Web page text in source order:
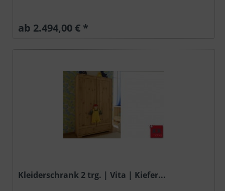
ab 2.494,00 € *
Kleiderschrank 2 trg. | Vita | Kiefer...